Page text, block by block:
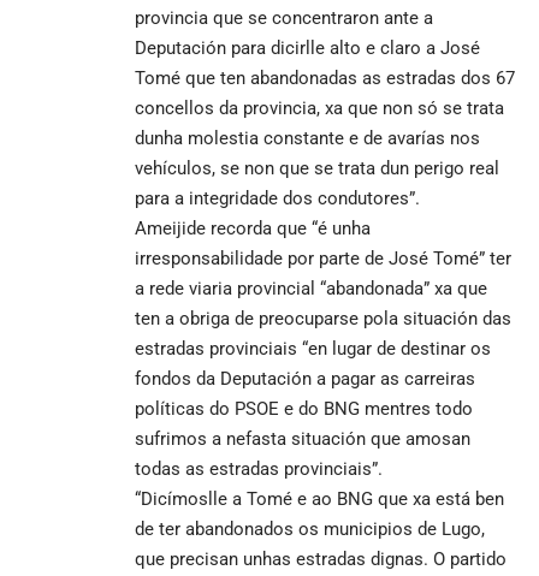
provincia que se concentraron ante a
Deputación para dicirlle alto e claro a José
Tomé que ten abandonadas as estradas dos 67
concellos da provincia, xa que non só se trata
dunha molestia constante e de avarías nos
vehículos, se non que se trata dun perigo real
para a integridade dos condutores”.
Ameijide recorda que “é unha
irresponsabilidade por parte de José Tomé” ter
a rede viaria provincial “abandonada” xa que
ten a obriga de preocuparse pola situación das
estradas provinciais “en lugar de destinar os
fondos da Deputación a pagar as carreiras
políticas do PSOE e do BNG mentres todo
sufrimos a nefasta situación que amosan
todas as estradas provinciais”.
“Dicímoslle a Tomé e ao BNG que xa está ben
de ter abandonados os municipios de Lugo,
que precisan unhas estradas dignas. O partido